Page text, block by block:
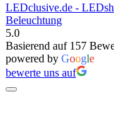
LEDclusive.de -
Beleuchtung
5.0
Basierend auf 157
powered by Google
bewerte uns auf